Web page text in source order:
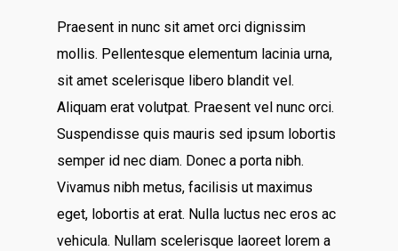
Praesent in nunc sit amet orci dignissim
mollis. Pellentesque elementum lacinia urna,
sit amet scelerisque libero blandit vel.
Aliquam erat volutpat. Praesent vel nunc orci.
Suspendisse quis mauris sed ipsum lobortis
semper id nec diam. Donec a porta nibh.
Vivamus nibh metus, facilisis ut maximus
eget, lobortis at erat. Nulla luctus nec eros ac
vehicula. Nullam scelerisque laoreet lorem a